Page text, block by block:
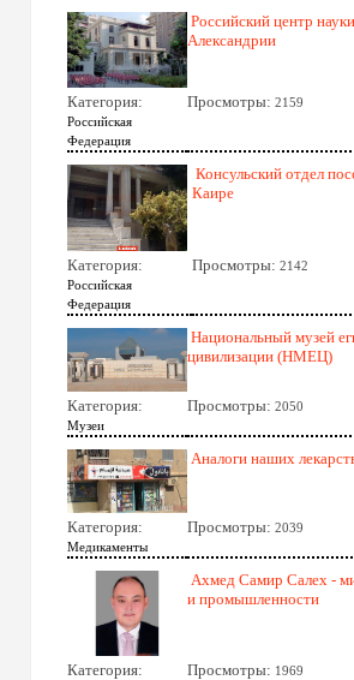
Российский центр
Александрии
Категория:
Российская
Федерация
Просмотры: 2159
Консульский отдел
Каире
Категория:
Российская
Федерация
Просмотры: 2142
Национальный музей
цивилизации (НМЕЦ)
Категория:
Музеи
Просмотры: 2050
Аналоги наших
Категория:
Медикаменты
Просмотры: 2039
Ахмед Самир Салех -
и промышленности
Категория: Просмотры: 1969